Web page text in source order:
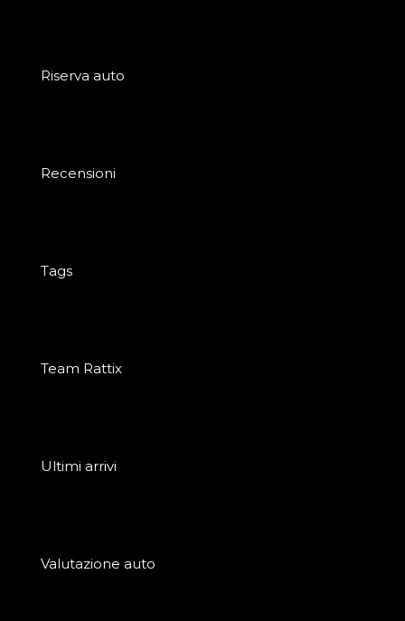
Riserva auto
Recensioni
Tags
Team Rattix
Ultimi arrivi
Valutazione auto